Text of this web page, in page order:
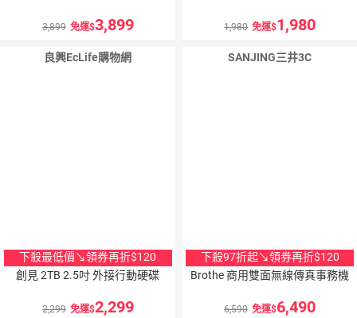
3,899 免運 3,899 1,980 免運 1,980
良興EcLife購物網
下殺最低價↘領券再折$120
創見 2TB 2.5吋 外接行動硬碟
2,299 免運 2,299
SANJING三井3C
下殺97折起↘領券再折$120
Brothe 商用雙面無線傳真事務機
6,590 免運 6,490